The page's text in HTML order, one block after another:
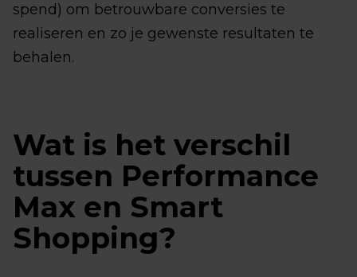
spend) om betrouwbare conversies te
realiseren en zo je gewenste resultaten te
behalen.
Wat is het verschil
tussen Performance
Max en Smart
Shopping?